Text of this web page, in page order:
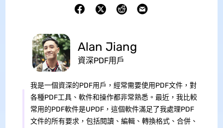
Alan Jiang
資深PDF用戶
我是一個資深的PDF用戶，經常需要使用PDF文件，對
各種PDF工具、軟件和操作都非常熟悉。最近，我比較
常用的PDF軟件是UPDF，這個軟件滿足了我處理PDF
文件的所有要求，包括閱讀、編輯、轉換格式、合併、